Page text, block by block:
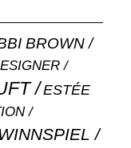
BROWN
ESTÉE